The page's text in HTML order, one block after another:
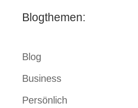
Blogthemen:
Blog
Business
Persönlich